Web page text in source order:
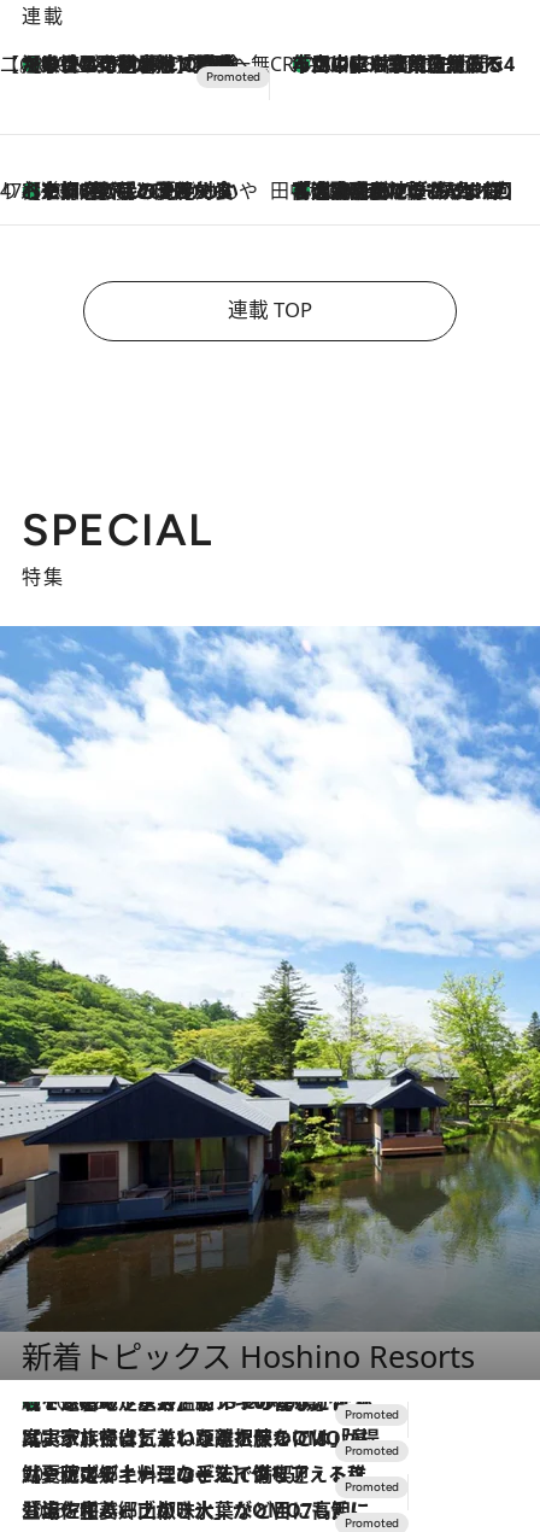
連載
【CREA×星野リゾート】唯一無二。癒しと発見が待つ場所へ
2026.8.7
【トンボの足水浴】ヒノキの香りに包まれて涼感マックス！約13℃の湧水かけ流しを避暑地「星野温泉 トンボの湯」で体験 CREA'S CHOICE
2026.8.7
「立川にも歌舞伎があるんだよ」 片岡仁左衛門・市川中車ら豪華座組みで4年目の立川立飛歌舞伎へ
47都道府県の手みやげ ひんやりスイーツで夏を満喫
2026.8.7
【京都府】この夏絶対食べたい 冷やしておいしいおやつ3選 ひと口目から心を掴む新緑のテリーヌ 田中稲の勝手に再ブーム
2026.8.7
「湘南乃風に憧れて」観客大盛上がりの“タオル回し”に、ラッパー顔負けの高速歌唱まで…さだまさし（74）のアグレッシブすぎる現在地
連載 TOP
SPECIAL
特集
新着トピックス Hoshino Resorts
2026.8.7
【トンボの足水浴】ヒノキの香りに包まれて涼感マックス！約13℃の湧水かけ流しを避暑地「星野温泉 トンボの湯」で体験
2026.7.31
【ホテル帰省】という選択肢をOMOが提案。家族とほどよい距離を保つには「昼は実家、夜は気兼ねなくホテルで！」
2026.7.24
【夏限定ディナーコース】旬を迎える稚鮎や花ズッキーニなどをイタリア・トスカーナの郷土料理の手法で満喫！
2026.7.17
「土佐和ハーブかき氷」がOMO7高知に登場！生姜、山椒、大葉など目にも舌にも涼を呼ぶ郷土の味